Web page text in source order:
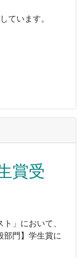
ています。
賞受
」において、
部門】学生賞に